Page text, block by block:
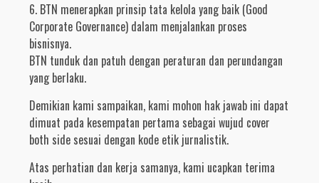
6. BTN menerapkan prinsip tata kelola yang baik (Good
Corporate Governance) dalam menjalankan proses
bisnisnya.
BTN tunduk dan patuh dengan peraturan dan perundangan
yang berlaku.
Demikian kami sampaikan, kami mohon hak jawab ini dapat
dimuat pada kesempatan pertama sebagai wujud cover
both side sesuai dengan kode etik jurnalistik.
Atas perhatian dan kerja samanya, kami ucapkan terima